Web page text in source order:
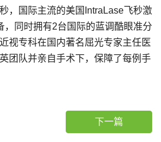
，国际主流的美国IntraLase飞秒激
，同时拥有2台国际的蓝调酷眼准分
视专科在国内著名屈光专家主任医
团队并亲自手术下，保障了每例手
下一篇